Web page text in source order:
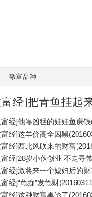
致富品种
经]把青鱼挂起
富经]他靠凶猛的娃娃鱼赚钱
富经]这羊价高全因黑
富经]西北风吹来的财富
富经]28岁小伙创业 不走寻
富经]激将来一个媳妇后的
富经]“龟痴”发龟财
富经]这种财富黑透了